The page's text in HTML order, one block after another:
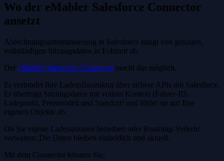
Wo der eMabler Salesforce Connector
ansetzt
Abrechnungsautomatisierung in Salesforce hängt von genauen,
vollständigen Sitzungsdaten in Echtzeit ab.
Der eMabler Salesforce Connectormacht das möglich.
Er verbindet Ihre Ladeinfrastruktur über sichere APIs mit Salesforce.
Er überträgt Sitzungsdaten mit vollem Kontext (Fahrer-ID,
Ladepunkt, Preismodell und Standort) und bildet sie auf Ihre
eigenen Objekte ab.
Ob Sie eigene Ladestationen betreiben oder Roaming-Verkehr
verwalten: Die Daten bleiben einheitlich und aktuell.
Mit dem Connector können Sie: